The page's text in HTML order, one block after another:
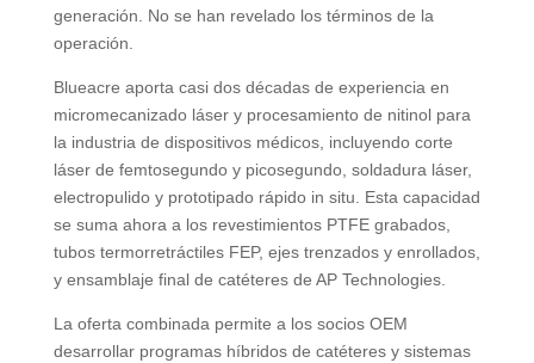
generación. No se han revelado los términos de la
operación.
Blueacre aporta casi dos décadas de experiencia en
micromecanizado láser y procesamiento de nitinol para
la industria de dispositivos médicos, incluyendo corte
láser de femtosegundo y picosegundo, soldadura láser,
electropulido y prototipado rápido in situ. Esta capacidad
se suma ahora a los revestimientos PTFE grabados,
tubos termorretráctiles FEP, ejes trenzados y enrollados,
y ensamblaje final de catéteres de AP Technologies.
La oferta combinada permite a los socios OEM
desarrollar programas híbridos de catéteres y sistemas